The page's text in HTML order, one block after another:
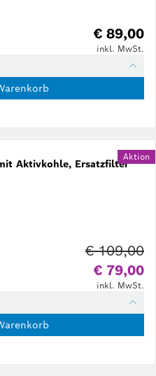
€ 89,00
inkl. MwSt.
Aktivkohle, Ersatzfilter
Aktion
€ 79,00
€ 109,00
inkl. MwSt.